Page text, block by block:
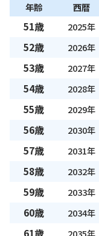
年齢 西暦
51歳 2025年
52歳 2026年
53歳 2027年
54歳 2028年
55歳 2029年
56歳 2030年
57歳 2031年
58歳 2032年
59歳 2033年
60歳 2034年
2035年